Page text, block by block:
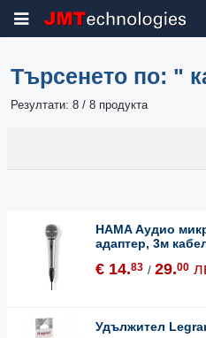
Търсенето по: "
Резултати: 8 / 8 продукта
HAMA Аудио
адаптер, 3м
€ 14.83 / 29.00
Удължител